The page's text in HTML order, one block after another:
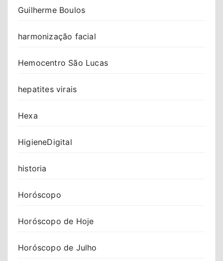
Guilherme Boulos
harmonização facial
Hemocentro São Lucas
hepatites virais
Hexa
HigieneDigital
historia
Horóscopo
Horóscopo de Hoje
Horóscopo de Julho